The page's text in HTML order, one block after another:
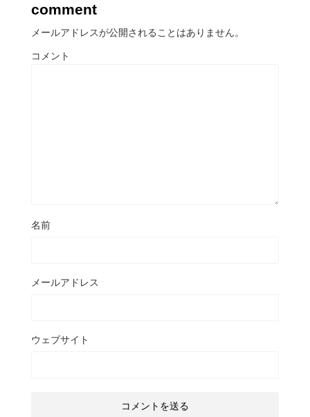
comment
メールアドレスが公開されることはありません。
コメント
名前
メールアドレス
ウェブサイト